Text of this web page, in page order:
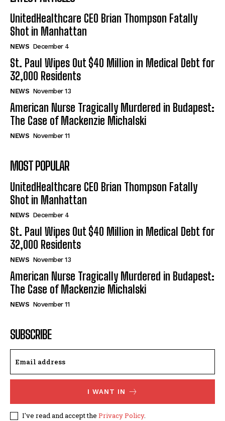
UnitedHealthcare CEO Brian Thompson Fatally
Shot in Manhattan
NEWS December 4
St. Paul Wipes Out $40 Million in Medical Debt for
32,000 Residents
NEWS November 13
American Nurse Tragically Murdered in Budapest:
The Case of Mackenzie Michalski
NEWS November 11
MOST POPULAR
UnitedHealthcare CEO Brian Thompson Fatally
Shot in Manhattan
NEWS December 4
St. Paul Wipes Out $40 Million in Medical Debt for
32,000 Residents
NEWS November 13
American Nurse Tragically Murdered in Budapest:
The Case of Mackenzie Michalski
NEWS November 11
SUBSCRIBE
I WANT IN
I've read and accept the Privacy Policy.